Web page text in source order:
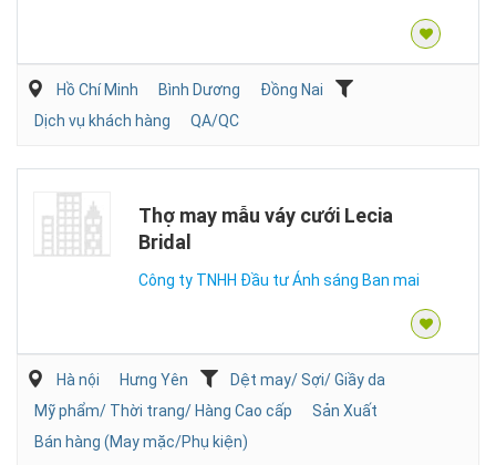
Hồ Chí Minh Bình Dương
Đồng Nai
Dịch vụ khách hàng
QA/QC
Thợ may mẫu váy cưới Lecia
Bridal
Công ty TNHH Đầu tư Ánh sáng Ban mai
Hà nội Hưng Yên
Dệt may/ Sợi/ Giầy da
Mỹ phẩm/ Thời trang/ Hàng Cao cấp
Sản Xuất
Bán hàng (May mặc/Phụ kiện)